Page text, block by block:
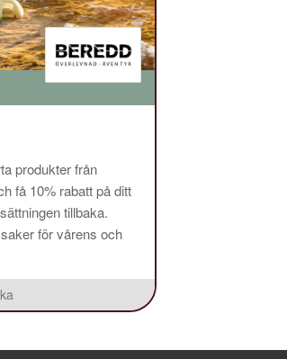
produkter från
få 10% rabatt på ditt
tillbaka.
för vårens och